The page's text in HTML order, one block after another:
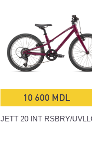
10 600 MDL
JETT 20 INT RSBRY/